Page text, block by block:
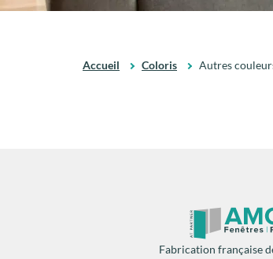
Accueil Coloris Autres
Fabrication française